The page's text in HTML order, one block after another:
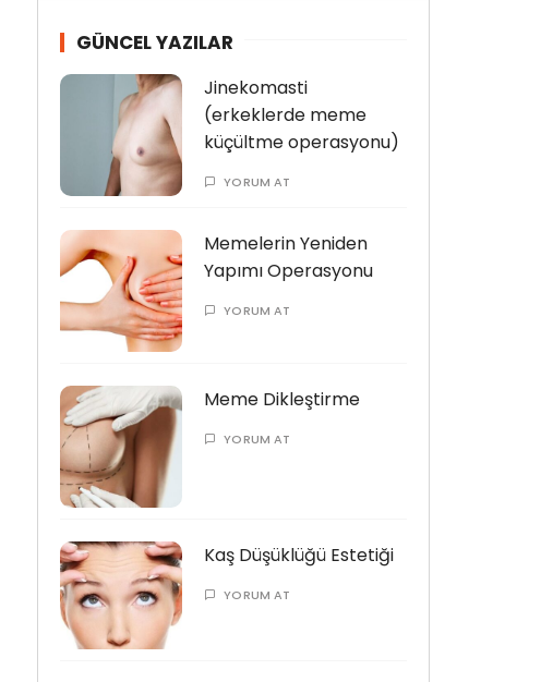
GÜNCEL YAZILAR
Jinekomasti
(erkeklerde meme
küçültme operasyonu)
YORUM AT
Memelerin Yeniden
Yapımı Operasyonu
YORUM AT
Meme Dikleştirme
YORUM AT
Kaş Düşüklüğü Estetiği
YORUM AT